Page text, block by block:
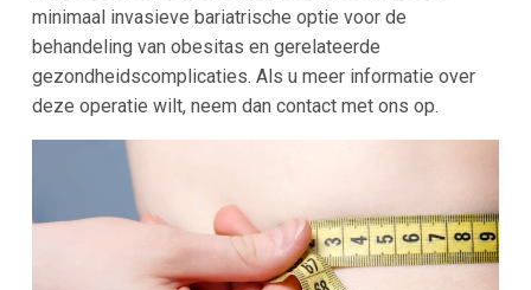
minimaal invasieve bariatrische optie voor de
behandeling van obesitas en gerelateerde
gezondheidscomplicaties. Als u meer informatie over
deze operatie wilt, neem dan contact met ons op.